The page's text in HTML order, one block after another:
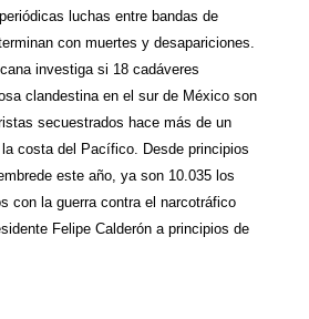
t
e
r
e
t
e
b
o
o
i
l
r
e
luchas entre bandas de
con muertes y desapariciones.
investiga si 18 cadáveres
clandestina en el sur de México son
secuestrados hace más de un
costa del Pacífico. Desde principios
este año, ya son 10.035 los
con la guerra contra el narcotráfico
Felipe Calderón a principios de